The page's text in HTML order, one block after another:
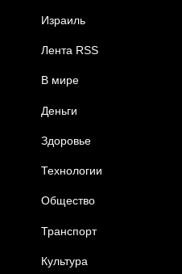
Израиль
Лента RSS
В мире
Деньги
Здоровье
Технологии
Общество
Транспорт
Культура